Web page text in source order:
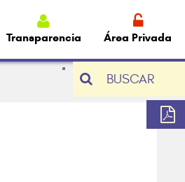
Transparencia Área Privada
BUSCAR